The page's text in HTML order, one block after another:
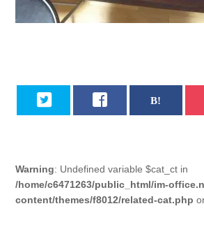
Warning: Undefined variable $cat_ct in
/home/c6471263/public_html/im-
content/themes/f8012/related-cat.php